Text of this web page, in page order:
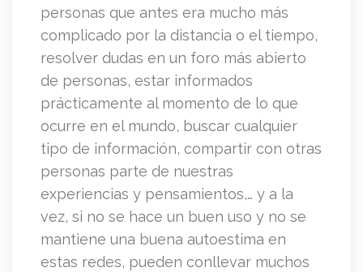
personas que antes era mucho más
complicado por la distancia o el tiempo,
resolver dudas en un foro más abierto
de personas, estar informados
prácticamente al momento de lo que
ocurre en el mundo, buscar cualquier
tipo de información, compartir con otras
personas parte de nuestras
experiencias y pensamientos,… y a la
vez, si no se hace un buen uso y no se
mantiene una buena autoestima en
estas redes, pueden conllevar muchos